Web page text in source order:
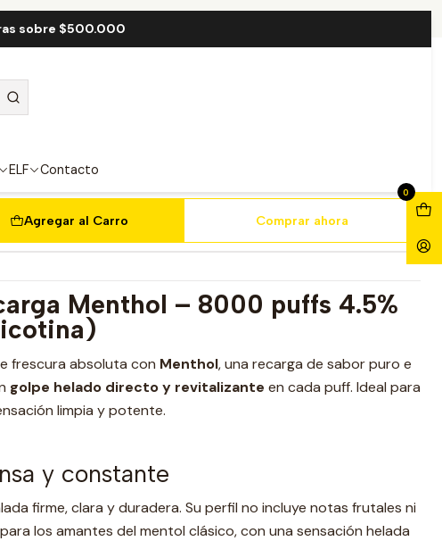
sobre $500.000
ELF Contacto
0
Menthol 8000 Puff
Agregar al Carro Comprar ahora
Menthol – 8000 puffs 4.5%
frescura absoluta con Menthol, una recarga de sabor puro e
golpe helado directo y revitalizante en cada puff. Ideal para
limpia y potente.
y constante
firme, clara y duradera. Su perfil no incluye notas frutales ni
los amantes del mentol clásico, con una sensación helada